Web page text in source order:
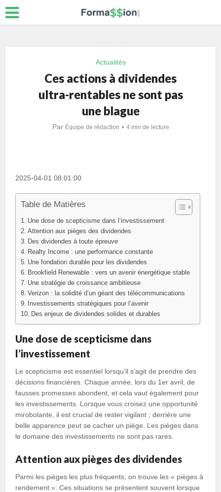
Actualités
Ces actions à dividendes
ultra-rentables ne sont pas
une blague
Par Équipe de rédaction 4 min de lecture
2025-04-01 08:01:00
Table de Matières
Une dose de scepticisme dans l’investissement
Attention aux pièges des dividendes
Des dividendes à toute épreuve
Realty Income : une performance constante
Une fondation durable pour les dividendes
Brookfield Renewable : vers un avenir énergétique stable
Une stratégie de croissance ambitieuse
Verizon : la solidité d’un géant des télécommunications
Investissements stratégiques pour l’avenir
Des enjeux de dividendes solides et durables
Une dose de scepticisme dans
l’investissement
Le scepticisme est essentiel lorsqu’il s’agit de prendre des
décisions financières. Chaque année, lors du 1er avril, de
fausses promesses abondent, et cela vaut également pour
les investissements. Lorsque vous croisez une opportunité
mirobolante, il est crucial de rester vigilant ; derrière une
belle apparence peut se cacher un piège. Les pièges dans
le domaine des investissements ne sont pas rares.
Attention aux pièges des dividendes
Parmi les pièges les plus fréquents, on trouve les « pièges à
rendement ». Ces situations se présentent souvent lorsque